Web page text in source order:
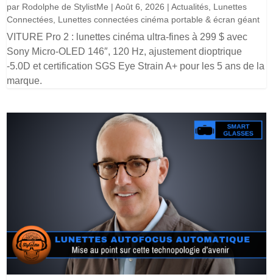
par Rodolphe de StylistMe |Août 6, 2026 |Actualités Lunettes
Connectées Lunettes connectées cinéma portable & écran géant
VITURE Pro 2 : lunettes cinéma ultra-fines à 299 $ avec
Sony Micro-OLED 146″, 120 Hz, ajustement dioptrique
-5.0D et certification SGS Eye Strain A+ pour les 5 ans de la
marque.